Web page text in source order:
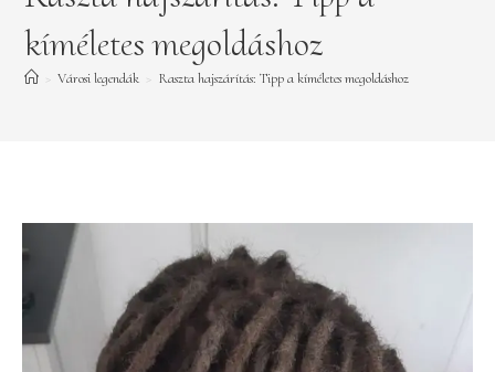
kíméletes megoldáshoz
> Városi legendák > Raszta hajszárítás: Tipp a kíméletes megoldáshoz